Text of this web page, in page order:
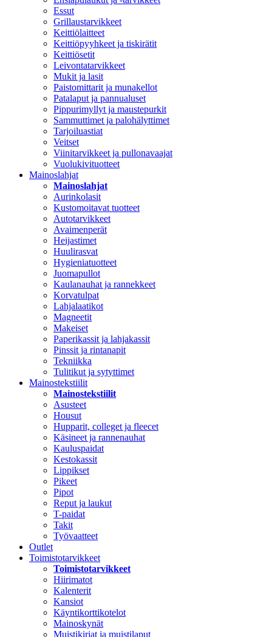
Essut
Grillaustarvikkeet
Keittiölaitteet
Keittiöpyyhkeet ja tiskirätit
Keittiösetit
Leivontatarvikkeet
Mukit ja lasit
Paistomittarit ja munakellot
Patalaput ja pannualuset
Pippurimyllyt ja maustepurkit
Sammuttimet ja palohälyttimet
Tarjoiluastiat
Veitset
Viinitarvikkeet ja pullonavaajat
Vuolukivituotteet
Mainoslahjat
Mainoslahjat
Aurinkolasit
Kustomoitavat tuotteet
Autotarvikkeet
Avaimenperät
Heijastimet
Huulirasvat
Hygieniatuotteet
Juomapullot
Kaulanauhat ja rannekkeet
Korvatulpat
Lahjalaatikot
Magneetit
Makeiset
Paperikassit ja lahjakassit
Pinssit ja rintanapit
Tekniikka
Tulitikut ja sytyttimet
Mainostekstiilit
Mainostekstiilit
Asusteet
Housut
Hupparit, colleget ja fleecet
Käsineet ja rannenauhat
Kauluspaidat
Kestokassit
Lippikset
Pikeet
Pipot
Reput ja laukut
T-paidat
Takit
Työvaatteet
Outlet
Toimistotarvikkeet
Toimistotarvikkeet
Hiirimatot
Kalenterit
Kansiot
Käyntikorttikotelot
Mainoskynät
Muistikirjat ja muistilaput